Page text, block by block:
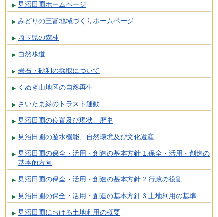
見沼田圃ホームページ
みどりの三富地域づくりホームページ
埼玉県の森林
自然歩道
岩石・砂利の採取について
くぬぎ山地区の自然再生
さいたま緑のトラスト運動
見沼田圃の位置及び現状、歴史
見沼田圃の遊水機能、自然環境及び文化遺産
見沼田圃の保全・活用・創造の基本方針 1.保全・活用・創造の
基本的方向
見沼田圃の保全・活用・創造の基本方針 2.行政の役割
見沼田圃の保全・活用・創造の基本方針 3.土地利用の基準
見沼田圃における土地利用の概要